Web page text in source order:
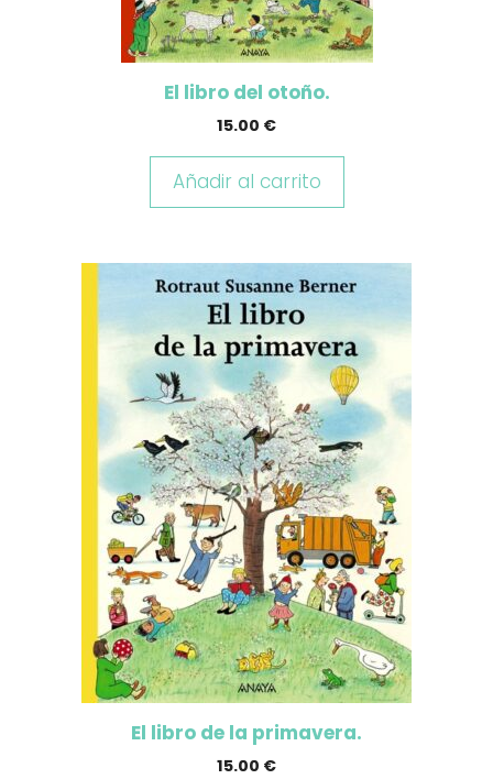
El libro del otoño.
15.00 €
Añadir al carrito
El libro de la primavera.
15.00 €